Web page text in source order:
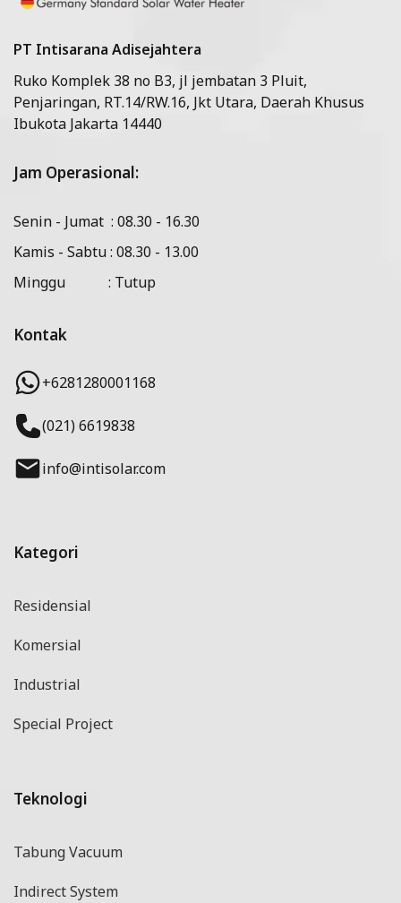
PT Intisarana Adisejahtera
Ruko Komplek 38 no B3, jl jembatan 3 Pluit,
Penjaringan, RT.14/RW.16, Jkt Utara, Daerah Khusus
Ibukota Jakarta 14440
Jam Operasional:
Senin - Jumat : 08.30 - 16.30
Kamis - Sabtu : 08.30 - 13.00
Minggu : Tutup
Kontak
+6281280001168
(021) 6619838
info@intisolar.com
Kategori
Residensial
Komersial
Industrial
Special Project
Teknologi
Tabung Vacuum
Indirect System